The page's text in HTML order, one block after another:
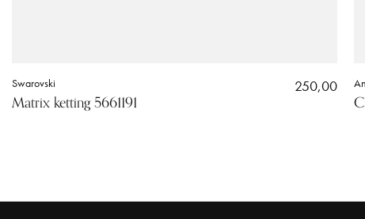
Swarovski
Matrix ketting 5661191
250,00